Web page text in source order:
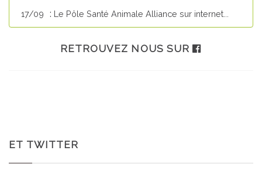
17/09
: Le Pôle Santé Animale Alliance sur internet...
RETROUVEZ NOUS SUR
ET TWITTER